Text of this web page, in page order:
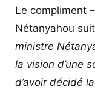
Le compliment
Nétanyahou
ministre
la vision d’une
d’avoir décidé